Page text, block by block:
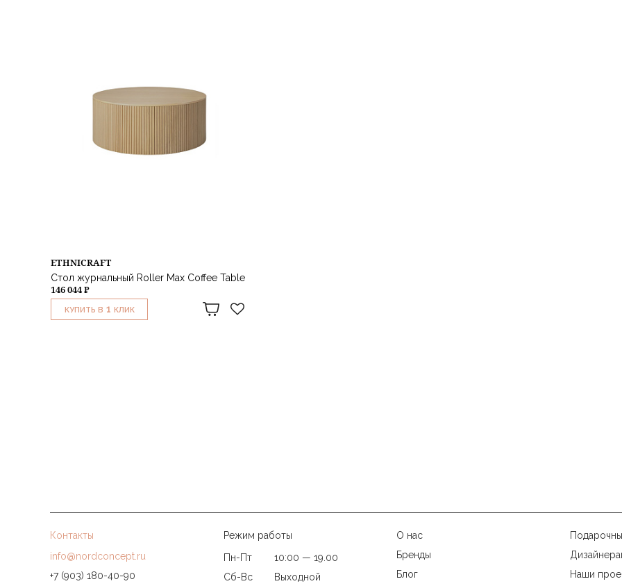
ETHNICRAFT
Стол журнальный Roller Max Coffee Table
146 044 ₽
КУПИТЬ В 1 КЛИК
Контакты
info@nordconcept.ru
+7 (903) 180-40-90
Режим работы
Пн-Пт
10:00 — 19.00
Сб-Вс
Выходной
О нас
Бренды
Блог
Наши